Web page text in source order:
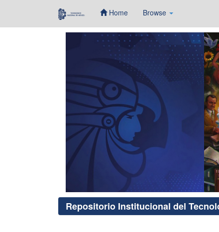
Home Browse
Repositorio Institucional del